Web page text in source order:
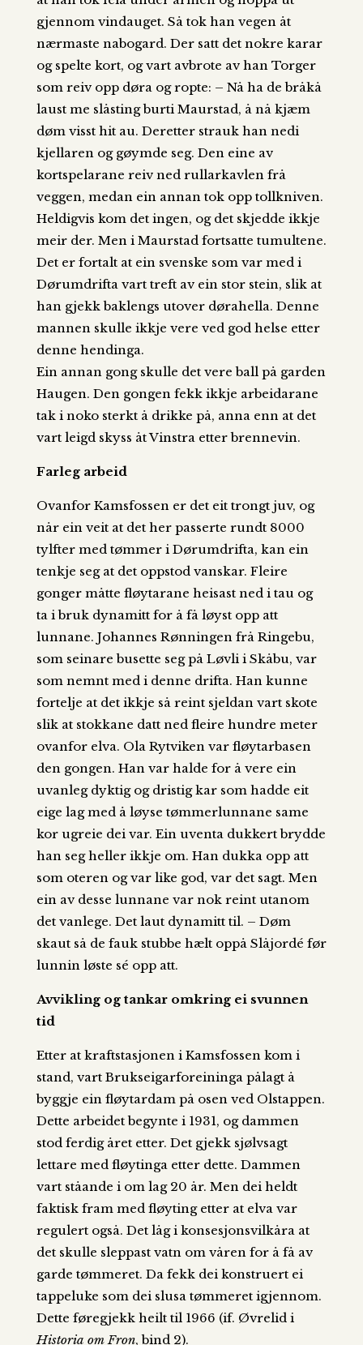
gjennom vindauget. Så tok han vegen åt
nærmaste nabogard. Der satt det nokre karar
og spelte kort, og vart avbrote av han Torger
som reiv opp døra og ropte: – Nå ha de bråkå
laust me slåsting burti Maurstad, å nå kjæm
døm visst hit au. Deretter strauk han nedi
kjellaren og gøymde seg. Den eine av
kortspelarane reiv ned rullarkavlen frå
veggen, medan ein annan tok opp tollkniven.
Heldigvis kom det ingen, og det skjedde ikkje
meir der. Men i Maurstad fortsatte tumultene.
Det er fortalt at ein svenske som var med i
Dørumdrifta vart treft av ein stor stein, slik at
han gjekk baklengs utover dørahella. Denne
mannen skulle ikkje vere ved god helse etter
denne hendinga.
Ein annan gong skulle det vere ball på garden
Haugen. Den gongen fekk ikkje arbeidarane
tak i noko sterkt å drikke på, anna enn at det
vart leigd skyss åt Vinstra etter brennevin.
Farleg arbeid
Ovanfor Kamsfossen er det eit trongt juv, og
når ein veit at det her passerte rundt 8000
tylfter med tømmer i Dørumdrifta, kan ein
tenkje seg at det oppstod vanskar. Fleire
gonger måtte fløytarane heisast ned i tau og
ta i bruk dynamitt for å få løyst opp att
lunnane. Johannes Rønningen frå Ringebu,
som seinare busette seg på Løvli i Skåbu, var
som nemnt med i denne drifta. Han kunne
fortelje at det ikkje så reint sjeldan vart skote
slik at stokkane datt ned fleire hundre meter
ovanfor elva. Ola Rytviken var fløytarbasen
den gongen. Han var halde for å vere ein
uvanleg dyktig og dristig kar som hadde eit
eige lag med å løyse tømmerlunnane same
kor ugreie dei var. Ein uventa dukkert brydde
han seg heller ikkje om. Han dukka opp att
som oteren og var like god, var det sagt. Men
ein av desse lunnane var nok reint utanom
det vanlege. Det laut dynamitt til. – Døm
skaut så de fauk stubbe hælt oppå Slåjordé før
lunnin løste sé opp att.
Avvikling og tankar omkring ei svunnen
tid
Etter at kraftstasjonen i Kamsfossen kom i
stand, vart Brukseigarforeininga pålagt å
byggje ein fløytardam på osen ved Olstappen.
Dette arbeidet begynte i 1931, og dammen
stod ferdig året etter. Det gjekk sjølvsagt
lettare med fløytinga etter dette. Dammen
vart ståande i om lag 20 år. Men dei heldt
faktisk fram med fløyting etter at elva var
regulert også. Det låg i konsesjonsvilkåra at
det skulle sleppast vatn om våren for å få av
garde tømmeret. Da fekk dei konstruert ei
tappeluke som dei slusa tømmeret igjennom.
Dette føregjekk heilt til 1966 (if. Øvrelid i
Historia om Fron, bind 2).